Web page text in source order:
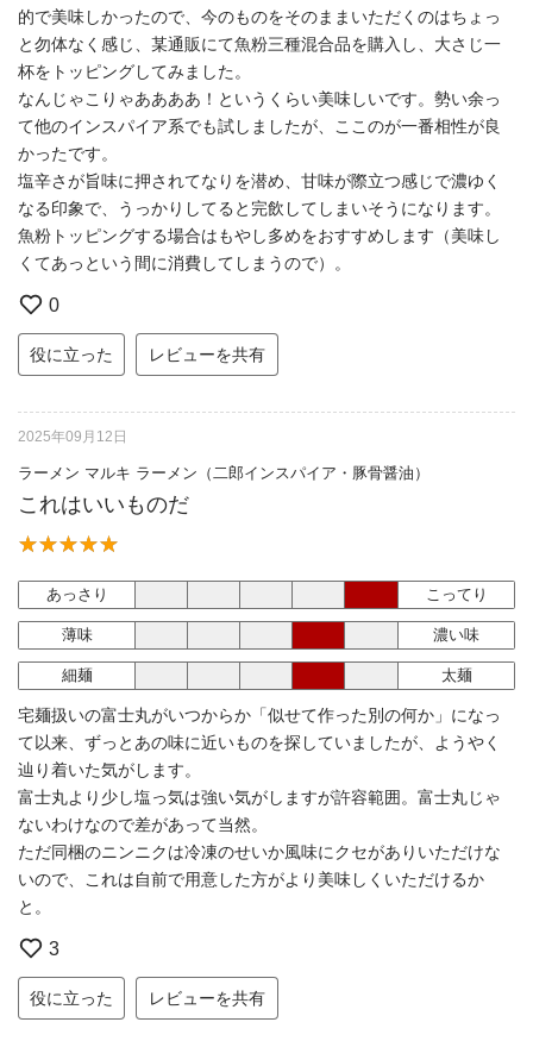
的で美味しかったので、今のものをそのままいただくのはちょっ
と勿体なく感じ、某通販にて魚粉三種混合品を購入し、大さじ一
杯をトッピングしてみました。
なんじゃこりゃああああ！というくらい美味しいです。勢い余っ
て他のインスパイア系でも試しましたが、ここのが一番相性が良
かったです。
塩辛さが旨味に押されてなりを潜め、甘味が際立つ感じで濃ゆく
なる印象で、うっかりしてると完飲してしまいそうになります。
魚粉トッピングする場合はもやし多めをおすすめします（美味し
くてあっという間に消費してしまうので）。
0
役に立った レビューを共有
2025年09月12日
ラーメン マルキ ラーメン（二郎インスパイア・豚骨醤油）
これはいいものだ
あっさり こってり
薄味 濃い味
細麺 太麺
宅麺扱いの富士丸がいつからか「似せて作った別の何か」になっ
て以来、ずっとあの味に近いものを探していましたが、ようやく
辿り着いた気がします。
富士丸より少し塩っ気は強い気がしますが許容範囲。富士丸じゃ
ないわけなので差があって当然。
ただ同梱のニンニクは冷凍のせいか風味にクセがありいただけな
いので、これは自前で用意した方がより美味しくいただけるか
と。
3
役に立った レビューを共有